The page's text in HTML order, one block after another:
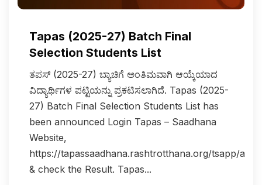
Tapas (2025-27) Batch Final
Selection Students List
ತಪಸ್ (2025-27) ಬ್ಯಾಚಿಗೆ ಅಂತಿಮವಾಗಿ ಆಯ್ಕೆಯಾದ
ವಿದ್ಯಾರ್ಥಿಗಳ ಪಟ್ಟಿಯನ್ನು ಪ್ರಕಟಿಸಲಾಗಿದೆ. Tapas (2025-
27) Batch Final Selection Students List has
been announced Login Tapas – Saadhana
Website,
https://tapassaadhana.rashtrotthana.org/tsapp/
& check the Result. Tapas...